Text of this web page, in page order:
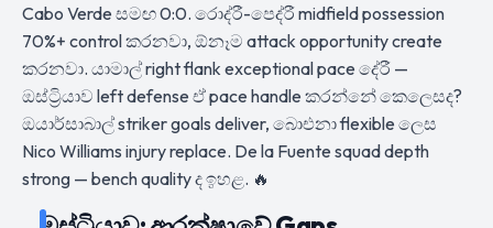
Cabo Verde සමඟ 0:0. රොද්රී-පෙද්රී midfield possession
70%+ control කරනවා, ඕනෑම attack opportunity create
කරනවා. යාමාල් right flank exceptional pace දේරී —
ඔස්ට්‍රියාව left defense ඒ pace handle කරන්නේ කෙලෙසද?
ඔයාර්සාබාල් striker goals deliver, බාෙඑනා flexible ලෙස
Nico Williams injury replace. De la Fuente squad depth
strong — bench quality ද ඉහළ. 🔥